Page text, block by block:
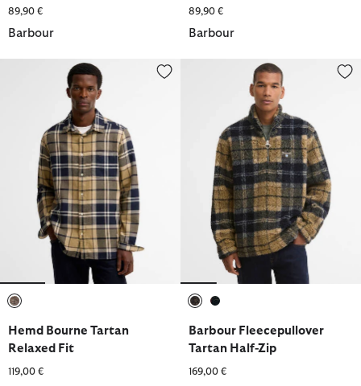
89,90 €
Barbour
89,90 €
Barbour
Hemd Bourne Tartan Relaxed Fit
Hemd Bourne Tartan
Relaxed Fit
119,00 €
Barbour Fleecepullover Tartan
Barbour Fleecepullover
Tartan Half-Zip
169,00 €